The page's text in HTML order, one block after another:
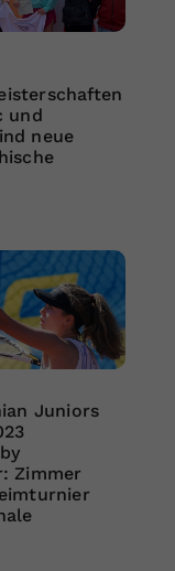
und
neue
Juniors
Zimmer